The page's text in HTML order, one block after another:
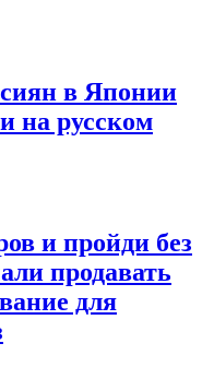
в Японии
на русском
и пройди без
продавать
для